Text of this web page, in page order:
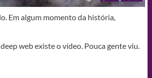
Em algum momento da história,
web existe o vídeo. Pouca gente viu.